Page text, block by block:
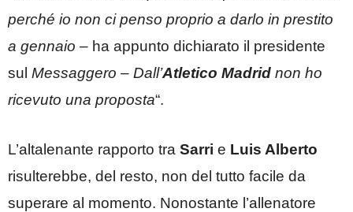
perché io non ci penso proprio a darlo in prestito
a gennaio – ha appunto dichiarato il presidente
sul Messaggero – Dall’Atletico Madrid non ho
ricevuto una proposta“.
L’altalenante rapporto tra Sarri e Luis Alberto
risulterebbe, del resto, non del tutto facile da
superare al momento. Nonostante l’allenatore